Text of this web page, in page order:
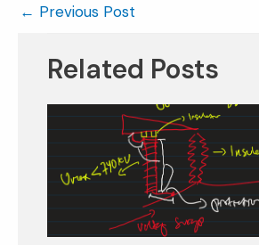
← Previous Post
Related Posts